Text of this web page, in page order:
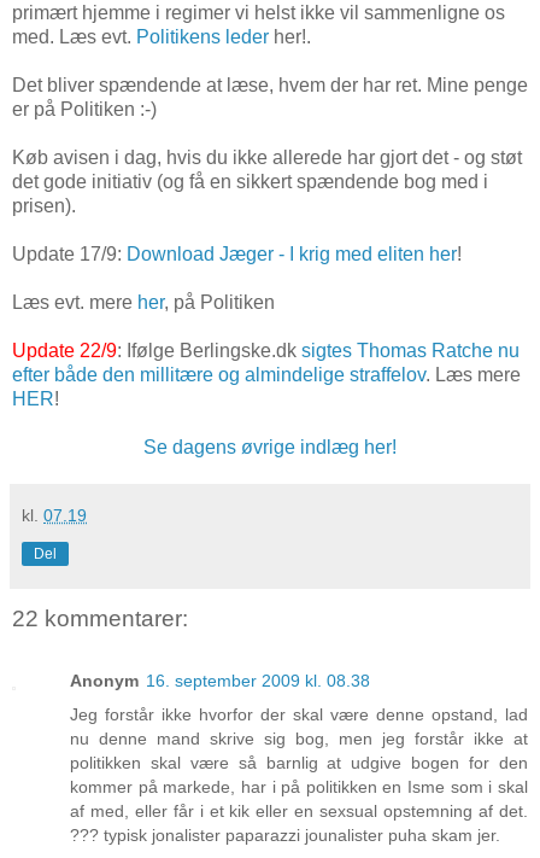
primært hjemme i regimer vi helst ikke vil sammenligne os
med. Læs evt. Politikens leder her!.
Det bliver spændende at læse, hvem der har ret. Mine penge
er på Politiken :-)
Køb avisen i dag, hvis du ikke allerede har gjort det - og støt
det gode initiativ (og få en sikkert spændende bog med i
prisen).
Update 17/9: Download Jæger - I krig med eliten her!
Læs evt. mere her, på Politiken
Update 22/9: Ifølge Berlingske.dk sigtes Thomas Ratche nu
efter både den millitære og almindelige straffelov. Læs mere
HER!
Se dagens øvrige indlæg her!
kl. 07.19
Del
22 kommentarer:
Anonym 16. september 2009 kl. 08.38
Jeg forstår ikke hvorfor der skal være denne opstand, lad
nu denne mand skrive sig bog, men jeg forstår ikke at
politikken skal være så barnlig at udgive bogen for den
kommer på markede, har i på politikken en Isme som i skal
af med, eller får i et kik eller en sexsual opstemning af det.
??? typisk jonalister paparazzi jounalister puha skam jer.